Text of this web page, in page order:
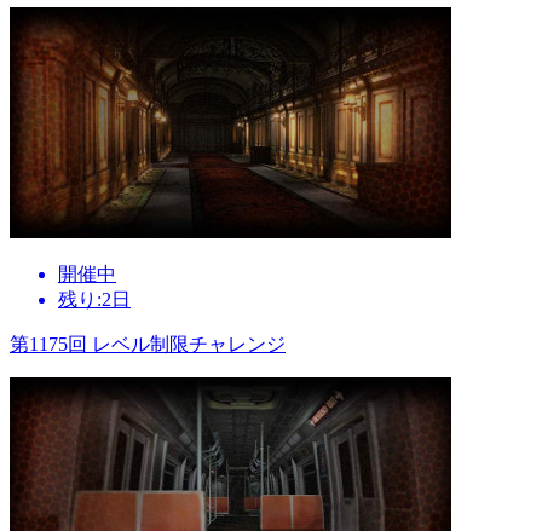
開催中
残り:2日
第1175回 レベル制限チャレンジ